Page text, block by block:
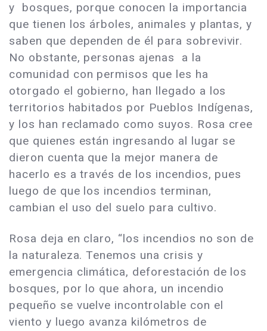
y bosques, porque conocen la importancia
que tienen los árboles, animales y plantas, y
saben que dependen de él para sobrevivir.
No obstante, personas ajenas a la
comunidad con permisos que les ha
otorgado el gobierno, han llegado a los
territorios habitados por Pueblos Indígenas,
y los han reclamado como suyos. Rosa cree
que quienes están ingresando al lugar se
dieron cuenta que la mejor manera de
hacerlo es a través de los incendios, pues
luego de que los incendios terminan,
cambian el uso del suelo para cultivo.
Rosa deja en claro, “los incendios no son de
la naturaleza. Tenemos una crisis y
emergencia climática, deforestación de los
bosques, por lo que ahora, un incendio
pequeño se vuelve incontrolable con el
viento y luego avanza kilómetros de